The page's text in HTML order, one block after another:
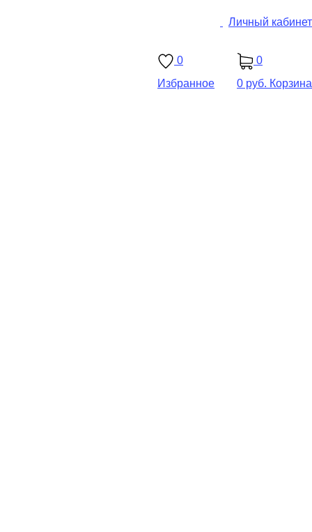
Личный кабинет
0
Избранное
0
0 руб. Корзина